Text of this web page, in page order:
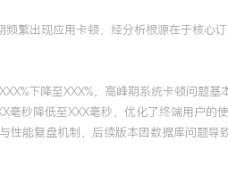
频繁出现应用卡顿，经分析根源在于核心
下降至XXX%，高峰期系统卡顿问题基
毫秒降低至XXX毫秒，优化了终端用户的
性能复盘机制，后续版本因数据库问题导